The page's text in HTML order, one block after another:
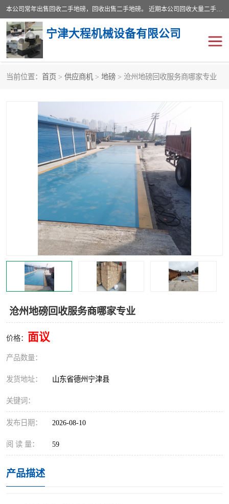
本公司常年出售回收二手地磅，回收出售二手地磅。 近期本公司回收大量二手地磅，型号齐全，宽度从2米到3.5米，长度5米到25米，承重吨位从10到200吨，成色7—9成新。 ? 使用年限6个月至2年，产品来源于个人闲置品，工矿企业停用品，因小换大而来。 精准度和新的一样， 二手地磅是内行人的选择，打个电话就省钱朋友您好等什么
宁津大程机械设备有限公司
当前位置： 首页 > 供应商机 > 地磅 > 沧州地磅回收服务商哪家专业
沧州地磅回收服务商哪家专业
价格： 面议
产品数量：
发货地址： 山东省德州宁津县
关键词：
发布日期： 2026-08-10
阅 读 量： 59
产品描述
地磅传感器 废纸打包机
烘干机 食品烘干机
装载机电子秤 输送机
半自动输送机 全自动输送机
食品螺旋塔
撕碎机 木材撕碎机
塑料撕碎机 金属撕碎机